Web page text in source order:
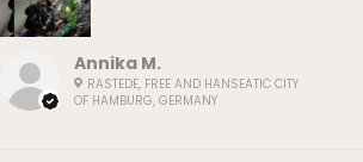
Annika M.
RASTEDE, FREE AND HANSEATIC CITY
OF HAMBURG, GERMANY